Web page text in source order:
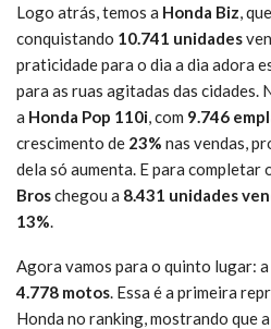
Logo atrás, temos a Honda Biz,
conquistando 10.741 unidades
praticidade para o dia a dia adora
para as ruas agitadas das cidades.
a Honda Pop 110i, com 9.746
crescimento de 23% nas vendas,
dela só aumenta. E para completar
Broschegou a 8.431 unidades
13%.
Agora vamos para o quinto lugar: a
4.778 motos. Essa é a primeira
Honda no ranking, mostrando que